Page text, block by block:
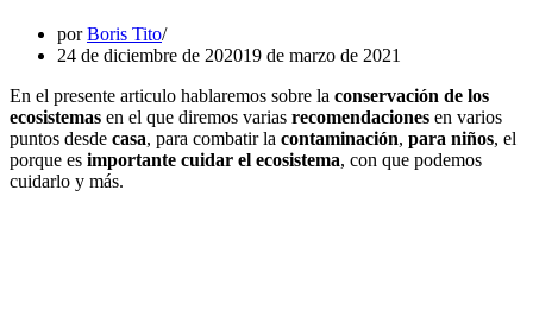
porBoris Tito
24 de diciembre de 202019 de marzo de 2021
En el presente articulo hablaremos sobre la conservación de los
ecosistemas en el que diremos varias recomendaciones en varios
puntos desde casa, para combatir la contaminación, para niños, el
porque es importante cuidar el ecosistema, con que podemos
cuidarlo y más.